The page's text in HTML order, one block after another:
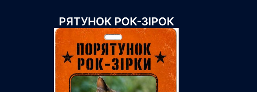
РЯТУНОК РОК-ЗІРОК